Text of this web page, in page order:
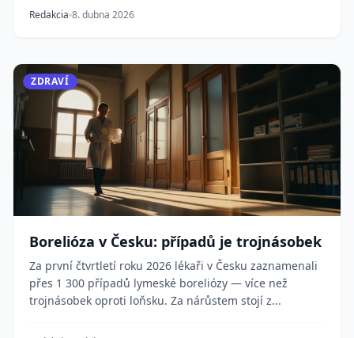
Redakcia 8. dubna 2026
ZDRAVÍ
Borelióza v Česku: případů je trojnásobek
Za první čtvrtletí roku 2026 lékaři v Česku zaznamenali
přes 1 300 případů lymeské boreliózy — více než
trojnásobek oproti loňsku. Za nárůstem stojí z...